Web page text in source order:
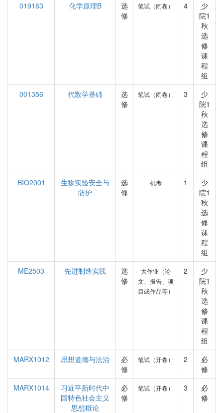
019163
化学原理B
选
修
笔试（闭卷） 4
少
院1
秋
选
修
课
程
组
001356
代数学基础
选
修
笔试（闭卷） 3
少
院1
秋
选
修
课
程
组
BIO2001
生物实验安全与
防护
选
修
机考 1
少
院1
秋
选
修
课
程
组
ME2503
先进制造实践
选
修
大作业（论
文、报告、项
目或作品等）
2
少
院1
秋
选
修
课
程
组
MARX1012
思想道德与法治
必
修
笔试（开卷） 2
必
修
MARX1014
习近平新时代中
国特色社会主义
思想概论
必
修
笔试（开卷） 3
必
修